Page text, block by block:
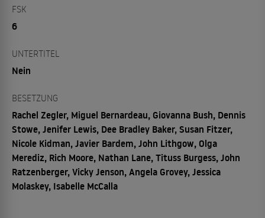
FSK
6
UNTERTITEL
Nein
BESETZUNG
Rachel Zegler, Miguel Bernardeau, Giovanna Bush, Dennis
Stowe, Jenifer Lewis, Dee Bradley Baker, Susan Fitzer,
Nicole Kidman, Javier Bardem, John Lithgow, Olga
Merediz, Rich Moore, Nathan Lane, Tituss Burgess, John
Ratzenberger, Vicky Jenson, Angela Grovey, Jessica
Molaskey, Isabelle McCalla